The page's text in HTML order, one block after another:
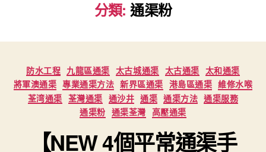
分類: 通渠粉
Categories
防水工程 九龍區通渠 太古城通渠 太古通渠 太和通渠
將軍澳通渠 專業通渠方法 新界區通渠 港島區通渠 維修水喉
荃湾通渠 荃灣通渠 通沙井 通渠 通渠方法 通渠服務
通渠粉 通渠荃灣 高壓通渠
【NEW 4個平常通渠手